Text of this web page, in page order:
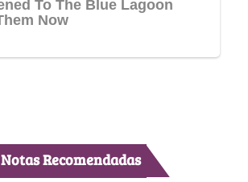
Notas Recomendadas